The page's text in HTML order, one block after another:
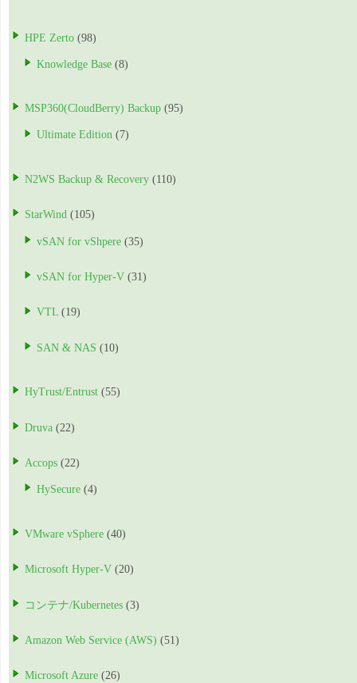
HPE Zerto (98)
Knowledge Base (8)
MSP360(CloudBerry) Backup (95)
Ultimate Edition (7)
N2WS Backup & Recovery (110)
StarWind (105)
vSAN for vShpere (35)
vSAN for Hyper-V (31)
VTL (19)
SAN & NAS (10)
HyTrust/Entrust (55)
Druva (22)
Accops (22)
HySecure (4)
VMware vSphere (40)
Microsoft Hyper-V (20)
コンテナ/Kubernetes (3)
Amazon Web Service (AWS) (51)
Microsoft Azure (26)